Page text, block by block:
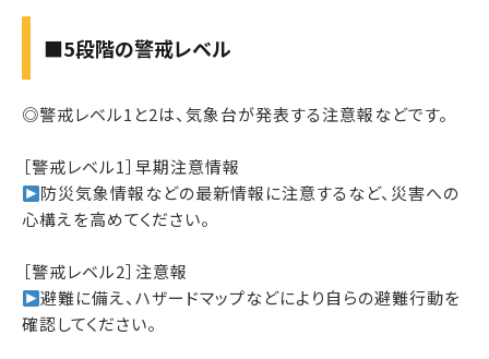
■5段階の警戒レベル
◎警戒レベル1と2は、気象台が発表する注意報などです。
［警戒レベル1］早期注意情報
防災気象情報などの最新情報に注意するなど、災害への
心構えを高めてください。
［警戒レベル2］注意報
避難に備え、ハザードマップなどにより自らの避難行動を
確認してください。